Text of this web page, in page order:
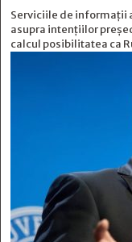
Serviciile de informații
asupra intențiilor
calcul posibilitatea ca